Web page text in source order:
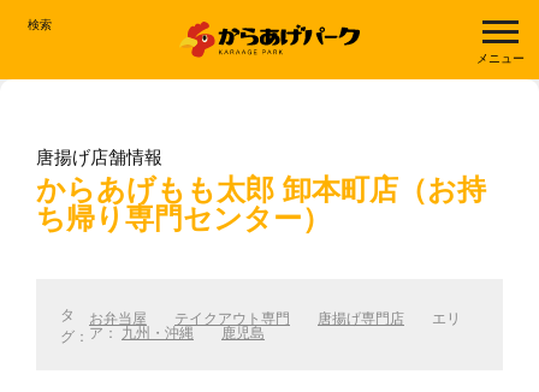
検索
メニュー
唐揚げ店舗情報
からあげもも太郎 卸本町店（お持
ち帰り専門センター）
タ
グ：
お弁当屋 テイクアウト専門 唐揚げ専門店 エリ
ア：九州・沖縄 鹿児島